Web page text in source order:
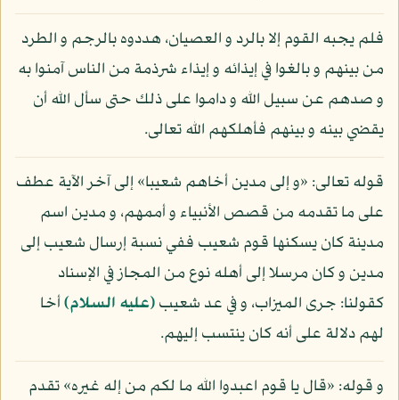
فلم يجبه القوم إلا بالرد و العصيان، هددوه بالرجم و الطرد
من بينهم و بالغوا في إيذائه و إيذاء شرذمة من الناس آمنوا به
و صدهم عن سبيل الله و داموا على ذلك حتى سأل الله أن
يقضي بينه و بينهم فأهلكهم الله تعالى.
قوله تعالى: «و إلى مدين أخاهم شعيبا» إلى آخر الآية عطف
على ما تقدمه من قصص الأنبياء و أممهم، و مدين اسم
مدينة كان يسكنها قوم شعيب ففي نسبة إرسال شعيب إلى
مدين و كان مرسلا إلى أهله نوع من المجاز في الإسناد
كقولنا: جرى الميزاب، و في عد شعيب(عليه السلام)أخا
لهم دلالة على أنه كان ينتسب إليهم.
و قوله: «قال يا قوم اعبدوا الله ما لكم من إله غيره» تقدم